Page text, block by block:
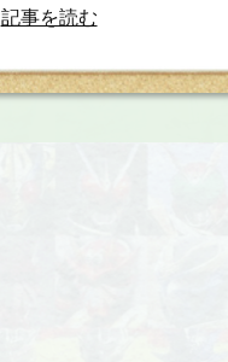
記事を読む